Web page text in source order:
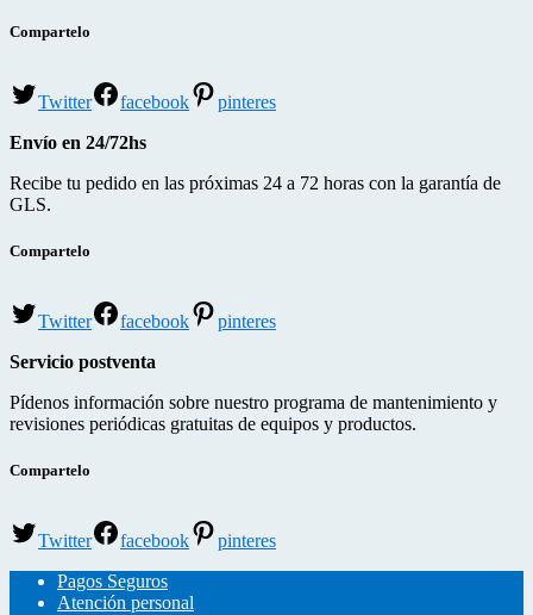
Compartelo
Twitter facebook
pinteres
Envío en 24/72hs
Recibe tu pedido en las próximas 24 a 72 horas con la garantía de
GLS.
Compartelo
Twitter facebook
pinteres
Servicio postventa
Pídenos información sobre nuestro programa de mantenimiento y
revisiones periódicas gratuitas de equipos y productos.
Compartelo
Twitter facebook
pinteres
Pagos Seguros
Atención personal